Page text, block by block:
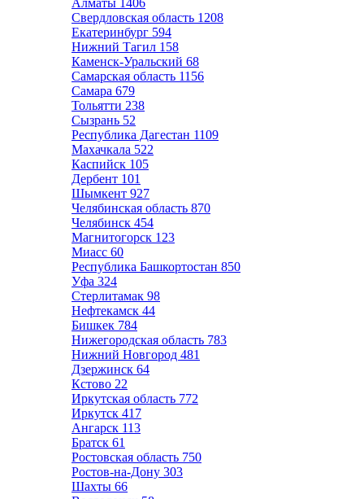
Алматы 1406
Свердловская область 1208
Екатеринбург 594
Нижний Тагил 158
Каменск-Уральский 68
Самарская область 1156
Самара 679
Тольятти 238
Сызрань 52
Республика Дагестан 1109
Махачкала 522
Каспийск 105
Дербент 101
Шымкент 927
Челябинская область 870
Челябинск 454
Магнитогорск 123
Миасс 60
Республика Башкортостан 850
Уфа 324
Стерлитамак 98
Нефтекамск 44
Бишкек 784
Нижегородская область 783
Нижний Новгород 481
Дзержинск 64
Кстово 22
Иркутская область 772
Иркутск 417
Ангарск 113
Братск 61
Ростовская область 750
Ростов-на-Дону 303
Шахты 66